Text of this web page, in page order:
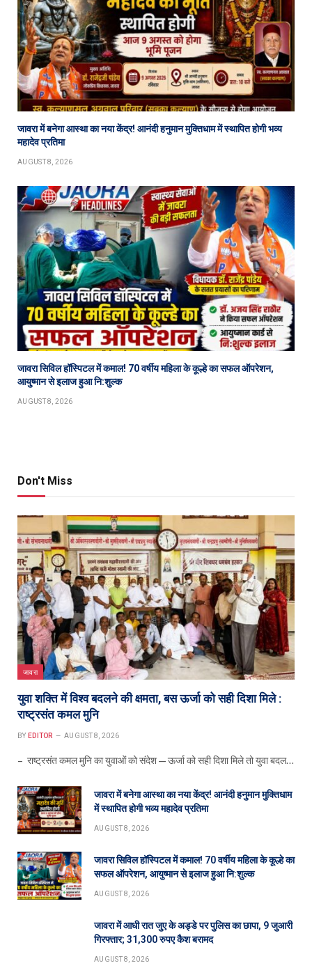
जावरा में बनेगा आस्था का नया केंद्र! आनंदी हनुमान मुक्तिधाम में स्थापित होगी भव्य
महादेव प्रतिमा
AUGUST 8, 2026
जावरा सिविल हॉस्पिटल में कमाल! 70 वर्षीय महिला के कूल्हे का सफल ऑपरेशन,
आयुष्मान से इलाज हुआ नि:शुल्क
AUGUST 8, 2026
Don't Miss
जावरा
युवा शक्ति में विश्व बदलने की क्षमता, बस ऊर्जा को सही दिशा मिले :
राष्ट्रसंत कमल मुनि
BY EDITOR AUGUST 8, 2026
– राष्ट्रसंत कमल मुनि का युवाओं को संदेश—ऊर्जा को सही दिशा मिले तो युवा बदल…
जावरा में बनेगा आस्था का नया केंद्र! आनंदी हनुमान मुक्तिधाम
में स्थापित होगी भव्य महादेव प्रतिमा
AUGUST 8, 2026
जावरा सिविल हॉस्पिटल में कमाल! 70 वर्षीय महिला के कूल्हे का
सफल ऑपरेशन, आयुष्मान से इलाज हुआ नि:शुल्क
AUGUST 8, 2026
जावरा में आधी रात जुए के अड्डे पर पुलिस का छापा, 9 जुआरी
गिरफ्तार; 31,300 रुपए कैश बरामद
AUGUST 8, 2026